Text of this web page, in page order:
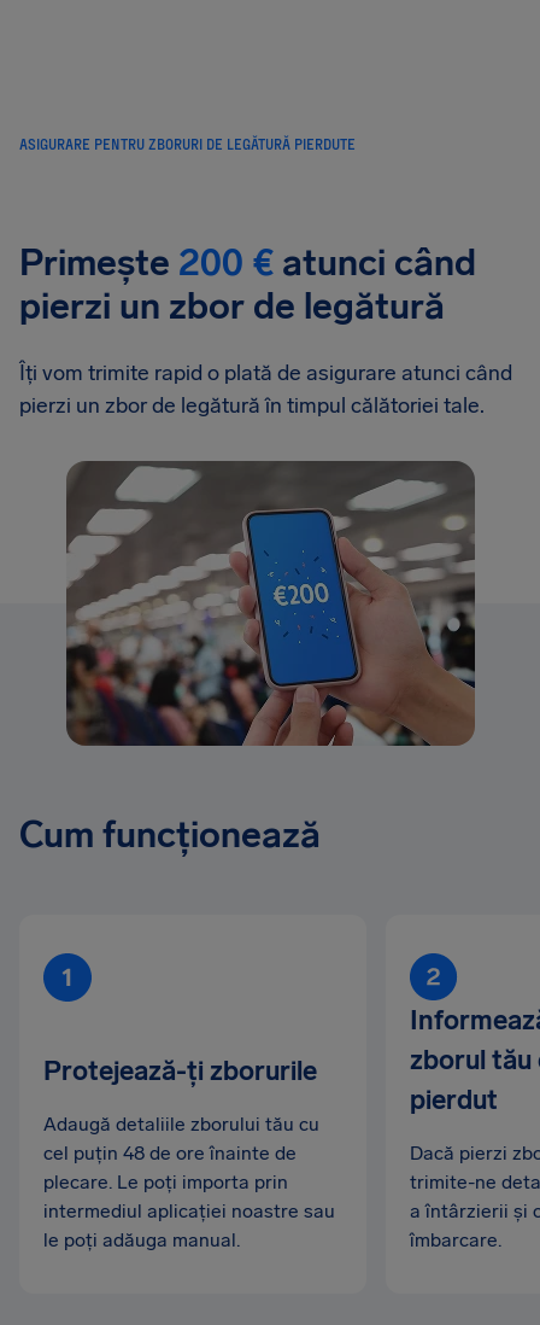
ASIGURARE PENTRU ZBORURI DE LEGĂTURĂ PIERDUTE
Primește 200 € atunci când
pierzi un zbor de legătură
Îți vom trimite rapid o plată de asigurare atunci când
pierzi un zbor de legătură în timpul călătoriei tale.
Cum funcționează
Protejează-ți zborurile
Adaugă detaliile zborului tău cu
cel puțin 48 de ore înainte de
plecare. Le poți importa prin
intermediul aplicației noastre sau
le poți adăuga manual.
zborul tău
pierdut
Dacă pierzi
trimite-ne
a întârzierii și
îmbarcare.